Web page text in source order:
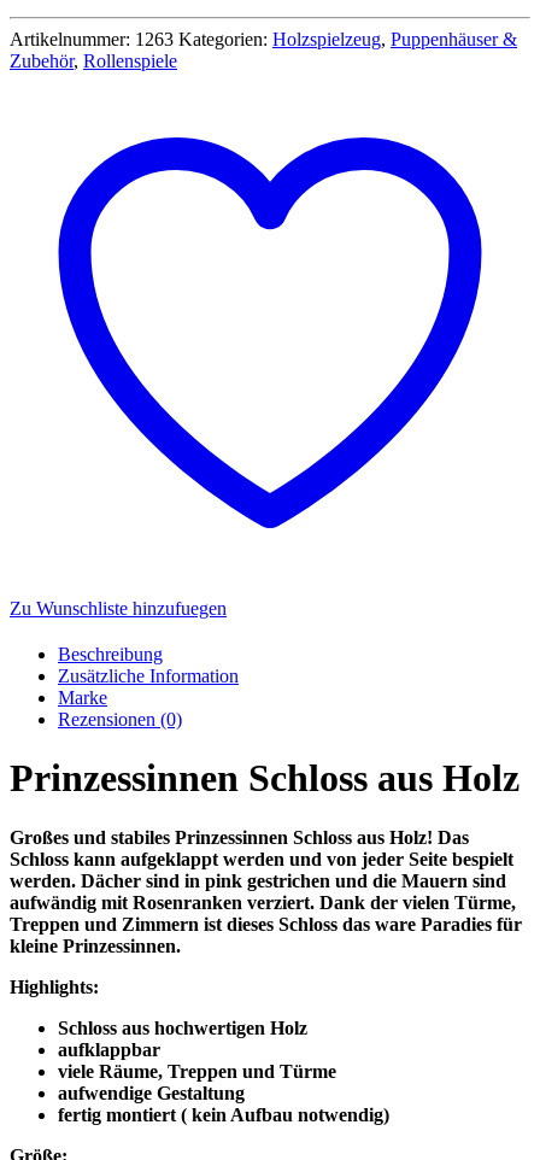
Artikelnummer: 1263 Kategorien: Holzspielzeug, Puppenhäuser &
Zubehör, Rollenspiele
Zu Wunschliste hinzufuegen
Beschreibung
Zusätzliche Information
Marke
Rezensionen (0)
Prinzessinnen Schloss aus Holz
Großes und stabiles Prinzessinnen Schloss aus Holz! Das
Schloss kann aufgeklappt werden und von jeder Seite bespielt
werden. Dächer sind in pink gestrichen und die Mauern sind
aufwändig mit Rosenranken verziert. Dank der vielen Türme,
Treppen und Zimmern ist dieses Schloss das ware Paradies für
kleine Prinzessinnen.
Highlights:
Schloss aus hochwertigen Holz
aufklappbar
viele Räume, Treppen und Türme
aufwendige Gestaltung
fertig montiert ( kein Aufbau notwendig)
Größe: